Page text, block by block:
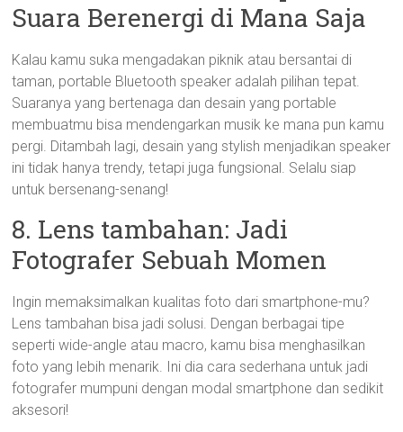
Suara Berenergi di Mana Saja
Kalau kamu suka mengadakan piknik atau bersantai di
taman, portable Bluetooth speaker adalah pilihan tepat.
Suaranya yang bertenaga dan desain yang portable
membuatmu bisa mendengarkan musik ke mana pun kamu
pergi. Ditambah lagi, desain yang stylish menjadikan speaker
ini tidak hanya trendy, tetapi juga fungsional. Selalu siap
untuk bersenang-senang!
8. Lens tambahan: Jadi
Fotografer Sebuah Momen
Ingin memaksimalkan kualitas foto dari smartphone-mu?
Lens tambahan bisa jadi solusi. Dengan berbagai tipe
seperti wide-angle atau macro, kamu bisa menghasilkan
foto yang lebih menarik. Ini dia cara sederhana untuk jadi
fotografer mumpuni dengan modal smartphone dan sedikit
aksesori!